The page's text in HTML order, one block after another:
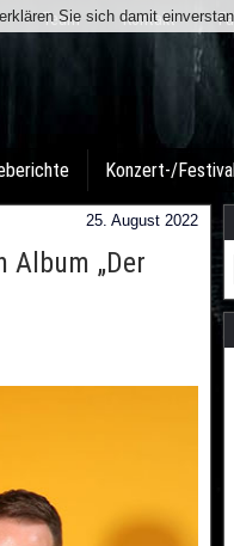
Team Kontakt
Konzert-/
25. August 2022
Album „Der
Sie sich damit